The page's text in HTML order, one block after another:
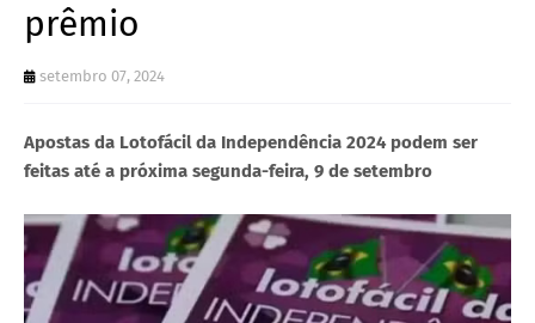
prêmio
setembro 07, 2024
Apostas da Lotofácil da Independência 2024 podem ser
feitas até a próxima segunda-feira, 9 de setembro